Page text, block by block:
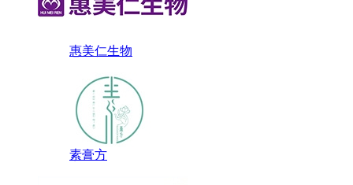
惠美仁生物
素膏方